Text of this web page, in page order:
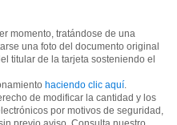
momento, tratándose de una
una foto del documento original
titular de la tarjeta sosteniendo el
haciendo clic aquí.
de modificar la cantidad y los
por motivos de seguridad,